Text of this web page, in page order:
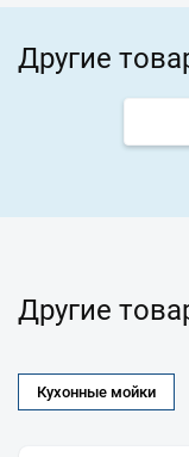
Другие
Другие
Кухонные мойки